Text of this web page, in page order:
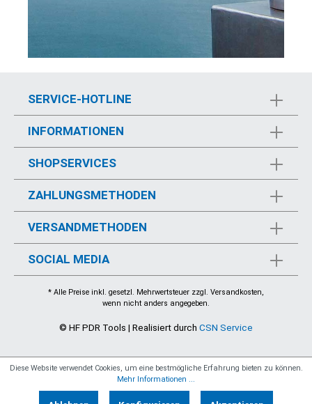
SERVICE-HOTLINE
INFORMATIONEN
SHOPSERVICES
ZAHLUNGSMETHODEN
VERSANDMETHODEN
SOCIAL MEDIA
* Alle Preise inkl. gesetzl. Mehrwertsteuer zzgl. Versandkosten,
wenn nicht anders angegeben.
© HF PDR Tools | Realisiert durch CSN Service
Diese Website verwendet Cookies, um eine bestmögliche Erfahrung bieten zu können.
Mehr Informationen ...